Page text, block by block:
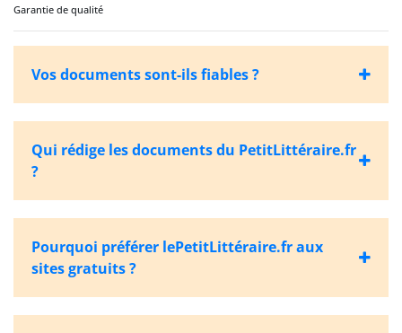
Garantie de qualité
Vos documents sont-ils fiables ?
Qui rédige les documents du PetitLittéraire.fr
?
Pourquoi préférer lePetitLittéraire.fr aux
sites gratuits ?